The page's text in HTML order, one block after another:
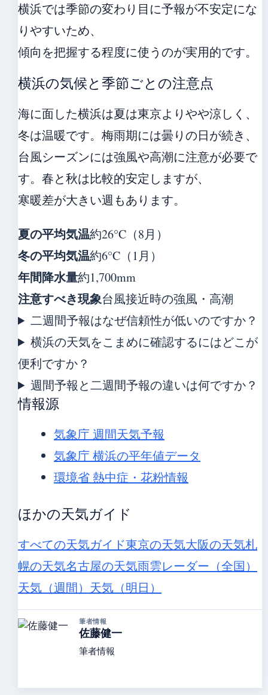
横浜では季節の変わり目に予報が不安定にな
りやすいため、
傾向を把握する程度に使うのが実用的です。
横浜の気候と季節ごとの注意点
海に面した横浜は夏は東京よりやや涼しく、
冬は温暖です。梅雨期には曇りの日が続き、
台風シーズンには強風や高潮に注意が必要で
す。春と秋は比較的安定しますが、
寒暖差が大きい週もあります。
夏の平均気温約26°C（8月）
冬の平均気温約6°C（1月）
年間降水量約1,700mm
注意すべき現象台風接近時の強風・高潮
二週間予報はなぜ信頼性が低いのですか？
横浜の天気をこまめに確認するにはどこが
便利ですか？
週間予報と二週間予報の違いは何ですか？
情報源
気象庁 週間天気予報
気象庁 横浜の平年値データ
環境省 熱中症・花粉情報
ほかの天気ガイド
すべての天気ガイド東京の天気大阪の天気札
幌の天気名古屋の天気雨雲レーダー（全国）
天気（週間） 天気（明日）
筆者情報
佐藤健一
筆者情報